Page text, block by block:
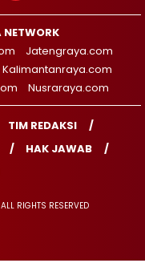
NETWORK
Jatengraya.com
Kalimantanraya.com
Nusraraya.com
TIM REDAKSI
HAK JAWAB
RIGHTS RESERVED